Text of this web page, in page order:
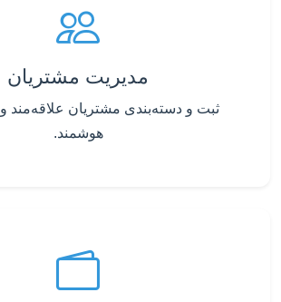
مدیریت مشتریان
ثبت و دسته‌بندی مشتریان علاقه‌مند
هوشمند.